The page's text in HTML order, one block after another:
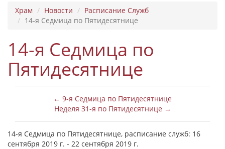
Храм Новости
Расписание Служб
14-я Седмица по Пятидесятнице
14-я Седмица по
Пятидесятнице
← 9-я Седмица по Пятидесятнице
Неделя 31-я по Пятидесятнице →
14-я Седмица по Пятидесятнице, расписание служб: 16
сентября 2019 г. - 22 сентября 2019 г.